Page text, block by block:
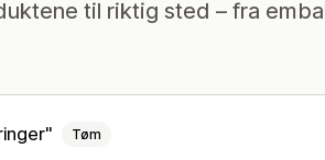
til riktig sted – fra
Tøm